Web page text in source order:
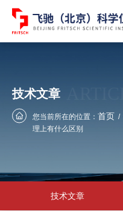
技术文章
您当前所在的位置： 首页 /
理上有什么区别
技术文章